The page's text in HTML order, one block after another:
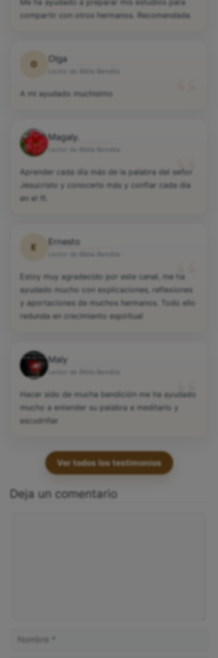
Me ha ayudado a preparar mis estudios para
compartir con otros hermanos. Recomendada.
O
Olga
A mi ayudado muchisimo
Magaly.
“
Aprender cada día más de la palabra del señor
Jesucristo y conocerlo más y confiar cada día
en el !!!.
E
Ernesto
“
Estoy muy agradecido por este canal, me ha
ayudado mucho con explicaciones, reflexiones
y aportaciones de muchos hermanos. Todo ello
redunda en crecimiento espiritual
Maly
“
Hacer sido de mucha bendición me ha ayudado
mucho a entender su palabra a meditarlo y
escudriñar
Ver todos los testimonios
Deja un comentario